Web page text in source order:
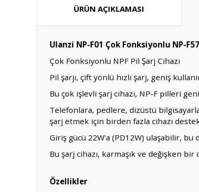
ÜRÜN AÇIKLAMASI
Ulanzi NP-F01 Çok Fonksiyonlu NP-
Çok Fonksiyonlu NPF Pil Şarj Cihazı
Pil şarjı, çift yönlü hızlı şarj, geniş
Bu çok işlevli şarj cihazı, NP-F pilleri
Telefonlara, pedlere, dizüstü
şarj etmek için birden fazla cihazı
Giriş gücü 22W'a (PD12W) ulaşabilir,
Bu şarj cihazı, karmaşık ve değişken
Özellikler